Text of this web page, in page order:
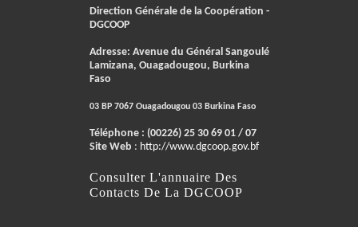
Direction Générale de la Coopération -
DGCOOP
Adresse: Avenue du Général Sangoulé
Lamizana, Ouagadougou, Burkina
Faso
03 BP 7067 Ouagadougou 03 Burkina Faso
Téléphone : (00226) 25 30 69 01 / 07
Site Web : http://www.dgcoop.gov.bf
Consulter L'annuaire Des
Contacts De La DGCOOP